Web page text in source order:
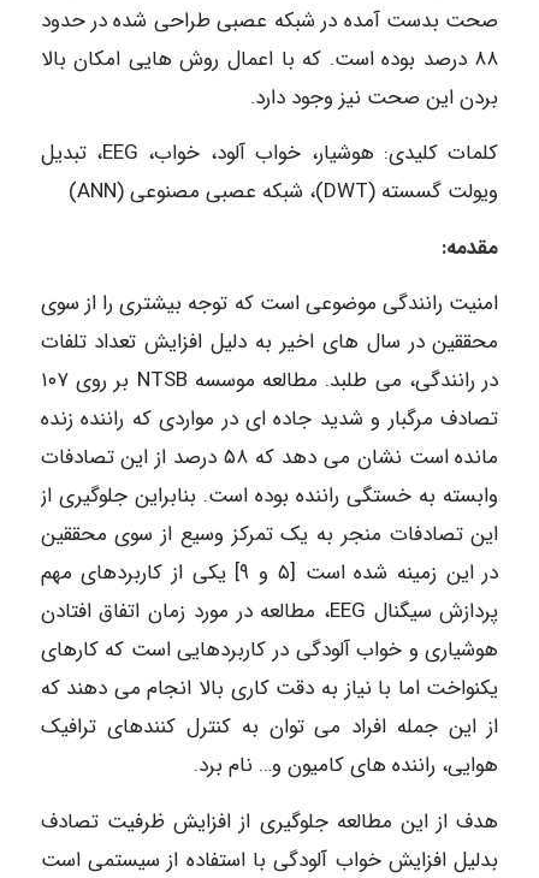
صحت بدست آمده در شبکه عصبی طراحی شده در حدود
۸۸ درصد بوده است. که با اعمال روش هایی امکان بالا
بردن این صحت نیز وجود دارد.
کلمات کلیدی: هوشیار، خواب آلود، خواب، EEG، تبدیل
ویولت گسسته (DWT)، شبکه عصبی مصنوعی (ANN)
مقدمه:
امنیت رانندگی موضوعی است که توجه بیشتری را از سوی
محققین در سال های اخیر به دلیل افزایش تعداد تلفات
در رانندگی، می طلبد. مطالعه موسسه NTSB بر روی ۱۰۷
تصادف مرگبار و شدید جاده ای در مواردی که راننده زنده
مانده است نشان می دهد که ۵۸ درصد از این تصادفات
وابسته به خستگی راننده بوده است. بنابراین جلوگیری از
این تصادفات منجر به یک تمرکز وسیع از سوی محققین
در این زمینه شده است [۵ و ۹] یکی از کاربردهای مهم
پردازش سیگنال EEG، مطالعه در مورد زمان اتفاق افتادن
هوشیاری و خواب آلودگی در کاربردهایی است که کارهای
یکنواخت اما با نیاز به دقت کاری بالا انجام می دهند که
از این جمله افراد می توان به کنترل کنندهای ترافیک
هوایی، راننده های کامیون و… نام برد.
هدف از این مطالعه جلوگیری از افزایش ظرفیت تصادف
بدلیل افزایش خواب آلودگی با استفاده از سیستمی است